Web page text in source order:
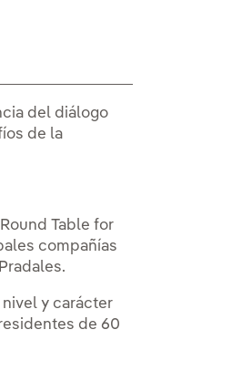
del diálogo
de la
Table for
compañías
y carácter
de 60